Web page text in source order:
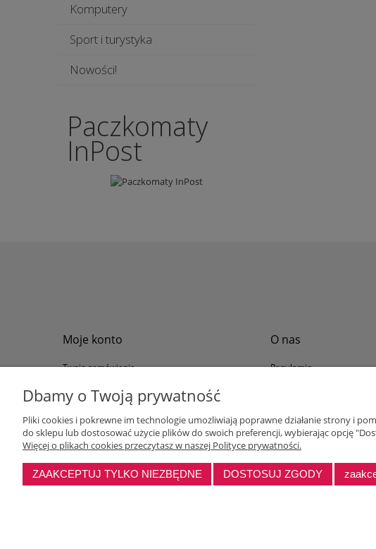
Komputery
Sport i turystyka
Nowości!
Paczkomaty
InPost
Moje konto
Twoje zamówienia
Ustawienia konta
O nas
Regulamin
Polityka prywatności
Program lojalnościowy dla
Dbamy o Twoją prywatność
Pliki cookies i pokrewne im technologie umożliwiają poprawne działanie strony i
do sklepu lub dostosować użycie plików do swoich preferencji, wybierając opcję
Więcej o plikach cookies przeczytasz w naszej Polityce prywatności.
ZAAKCEPTUJ TYLKO NIEZBĘDNE DOSTOSUJ ZGODY